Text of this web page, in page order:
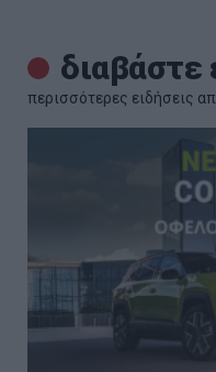
διαβάστε
περισσότερες ειδήσεις